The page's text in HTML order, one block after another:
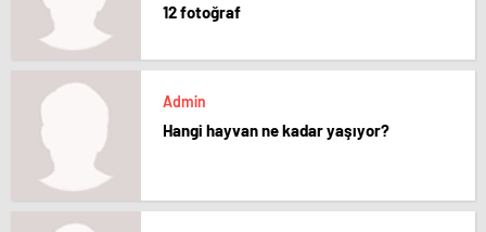
12 fotoğraf
Admin
Hangi hayvan ne kadar yaşıyor?